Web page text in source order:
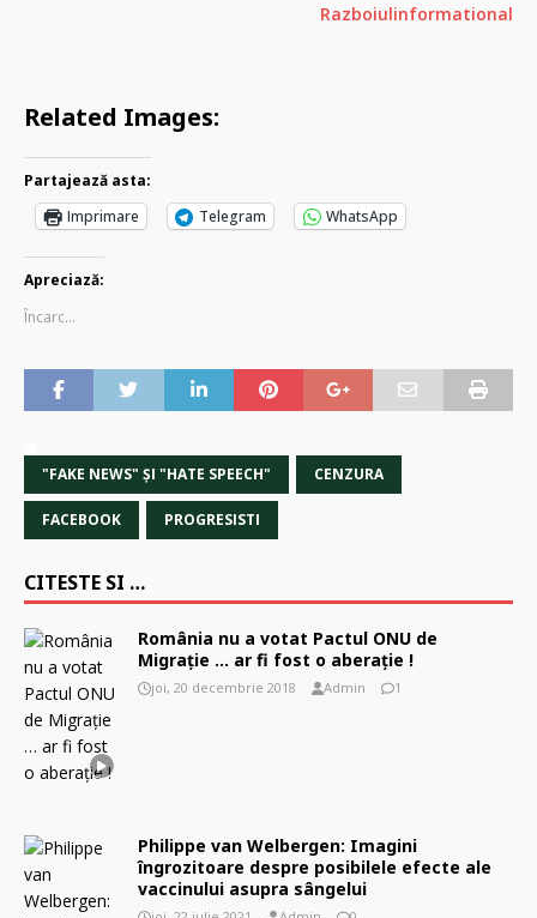
Razboiulinformational
Related Images:
Partajează asta:
Imprimare
Telegram WhatsApp
Apreciază:
Încarc...
"FAKE NEWS" ŞI "HATE SPEECH" CENZURA
FACEBOOK PROGRESISTI
CITESTE SI …
România nu a votat Pactul ONU de
Migraţie … ar fi fost o aberaţie !
joi, 20 decembrie 2018 Admin 1
Philippe van Welbergen: Imagini
îngrozitoare despre posibilele efecte ale
vaccinului asupra sângelui